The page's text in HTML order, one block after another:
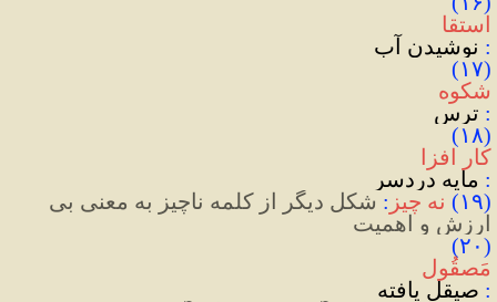
استقا
: نوشیدن آب
(۱۷)
شکوه
: ترس
(۱۸)
کار افزا
: مایه دردسر
(۱۹) نه چیز :
ارزش و اهمیت
(۲۰)
مَصقُول
: صیقل یافته